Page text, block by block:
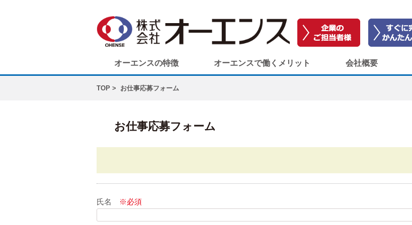
オーエンスの特徴 オーエンスで働くメリット 会社概要
TOP お仕事応募フォーム
お仕事応募フォーム
氏名 ※必須